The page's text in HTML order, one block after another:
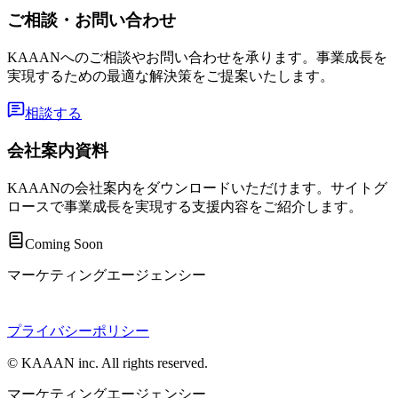
ご相談・お問い合わせ
KAAANへのご相談やお問い合わせを承ります。事業成長を
実現するための最適な解決策をご提案いたします。
相談する
会社案内資料
KAAANの会社案内をダウンロードいただけます。サイトグ
ロースで事業成長を実現する支援内容をご紹介します。
Coming Soon
マーケティングエージェンシー
プライバシーポリシー
© KAAAN inc. All rights reserved.
マーケティングエージェンシー